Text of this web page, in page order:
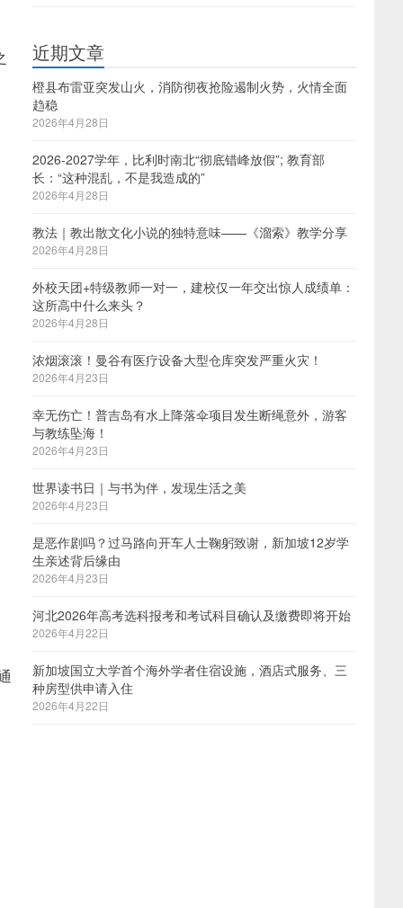
近期文章
橙县布雷亚突发山火，消防彻夜抢险遏制火势，火情全面
趋稳
2026年4月28日
2026-2027学年，比利时南北“彻底错峰放假”; 教育部
长：“这种混乱，不是我造成的”
2026年4月28日
教法｜教出散文化小说的独特意味——《溜索》教学分享
2026年4月28日
外校天团+特级教师一对一，建校仅一年交出惊人成绩单：
这所高中什么来头？
2026年4月28日
浓烟滚滚！曼谷有医疗设备大型仓库突发严重火灾！
2026年4月23日
幸无伤亡！普吉岛有水上降落伞项目发生断绳意外，游客
与教练坠海！
2026年4月23日
世界读书日｜与书为伴，发现生活之美
2026年4月23日
是恶作剧吗？过马路向开车人士鞠躬致谢，新加坡12岁学
生亲述背后缘由
2026年4月23日
河北2026年高考选科报考和考试科目确认及缴费即将开始
2026年4月22日
新加坡国立大学首个海外学者住宿设施，酒店式服务、三
种房型供申请入住
2026年4月22日